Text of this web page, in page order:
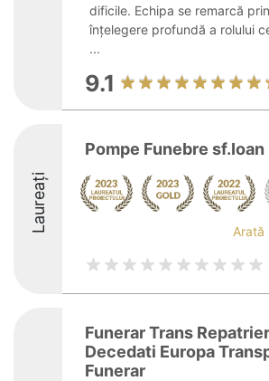
dificile. Echipa se remarcă
înțelegere profundă a rolului
...
9.1
Laureați
Pompe Funebre sf.Ioan
Arată
Funerar Trans
Decedati Europa
Funerar